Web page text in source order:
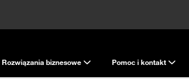
Rozwiązania biznesowe Pomoc i kontakt